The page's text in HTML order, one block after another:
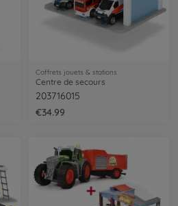
Coffrets jouets & stations
Centre de secours
203716015
€34.99